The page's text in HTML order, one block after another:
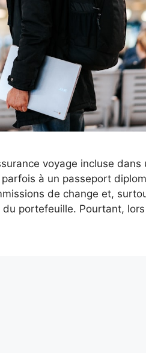
voyage incluse
à un passeport
de change et,
portefeuille. Pourtant, lors